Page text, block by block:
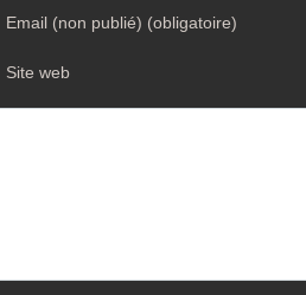
Email (non publié) (obligatoire)
Site web